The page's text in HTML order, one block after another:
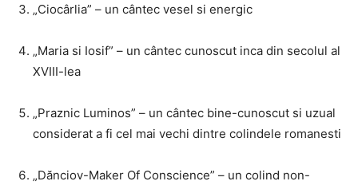
„Ciocârlia” – un cântec vesel si energic
„Maria si Iosif” – un cântec cunoscut inca din secolul al
XVIII-lea
„Praznic Luminos” – un cântec bine-cunoscut si uzual
considerat a fi cel mai vechi dintre colindele romanesti
„Dănciov-Maker Of Conscience” – un colind non-